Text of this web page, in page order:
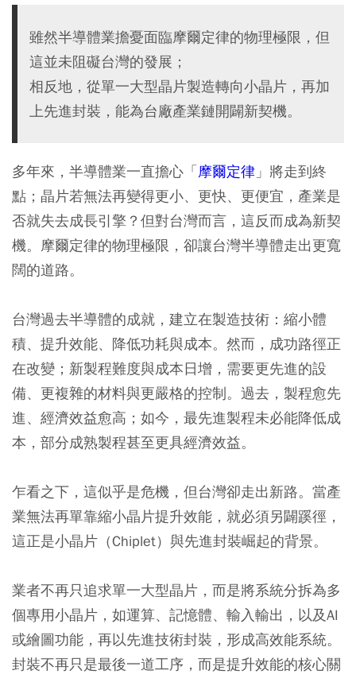
雖然半導體業擔憂面臨摩爾定律的物理極限，但
這並未阻礙台灣的發展；
相反地，從單一大型晶片製造轉向小晶片，再加
上先進封裝，能為台廠產業鏈開闢新契機。
多年來，半導體業一直擔心「摩爾定律 」將走到終
點；晶片若無法再變得更小、更快、更便宜，產業是
否就失去成長引擎？但對台灣而言，這反而成為新契
機。摩爾定律的物理極限，卻讓台灣半導體走出更寬
闊的道路。
台灣過去半導體的成就，建立在製造技術：縮小體
積、提升效能、降低功耗與成本。然而，成功路徑正
在改變；新製程難度與成本日增，需要更先進的設
備、更複雜的材料與更嚴格的控制。過去，製程愈先
進、經濟效益愈高；如今，最先進製程未必能降低成
本，部分成熟製程甚至更具經濟效益。
乍看之下，這似乎是危機，但台灣卻走出新路。當產
業無法再單靠縮小晶片提升效能，就必須另闢蹊徑，
這正是小晶片（Chiplet）與先進封裝崛起的背景。
業者不再只追求單一大型晶片，而是將系統分拆為多
個專用小晶片，如運算、記憶體、輸入輸出，以及AI
或繪圖功能，再以先進技術封裝，形成高效能系統。
封裝不再只是最後一道工序，而是提升效能的核心關